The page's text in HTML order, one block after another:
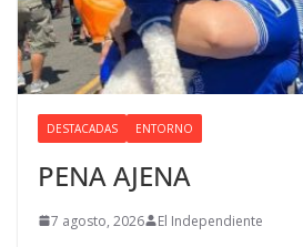
DESTACADAS ENTORNO
PENA AJENA
7 agosto, 2026 El Independiente